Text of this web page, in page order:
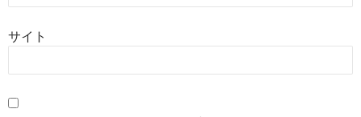
サイト